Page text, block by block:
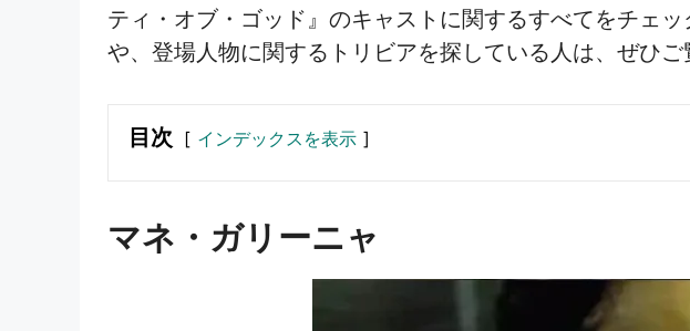
ティ・オブ・ゴッド』のキャストに関するすべてをチェ
や、登場人物に関するトリビアを探している人は、ぜひご
目次 インデックスを表示
マネ・ガリーニャ